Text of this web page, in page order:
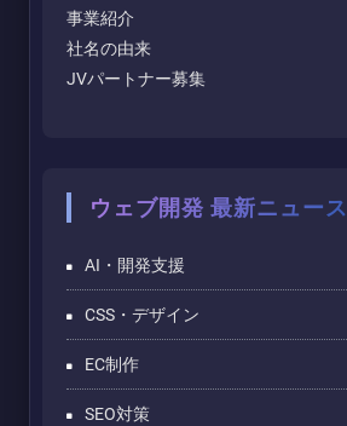
事業紹介
社名の由来
JVパートナー募集
ウェブ開発 最新ニュース
AI・開発支援
CSS・デザイン
EC制作
SEO対策